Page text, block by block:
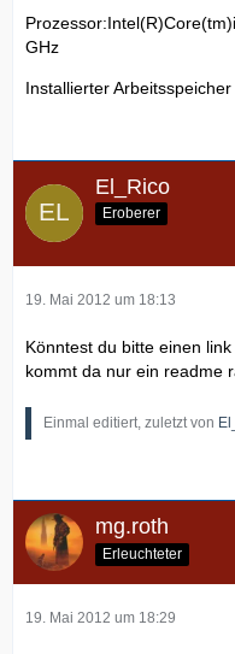
GHz
Installierter
El_Rico
Eroberer
19. Mai 2012 um 18:13
Könntest du bitte einen
kommt da nur ein readme
Einmal editiert, zuletzt von
mg.roth
Erleuchteter
19. Mai 2012 um 18:29